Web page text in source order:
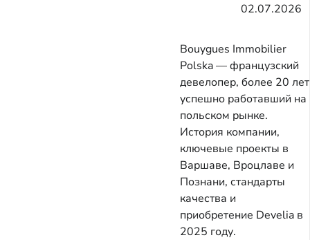
02.07.2026
Bouygues Immobilier
Polska — французский
девелопер, более 20 лет
успешно работавший на
польском рынке.
История компании,
ключевые проекты в
Варшаве, Вроцлаве и
Познани, стандарты
качества и
приобретение Develia в
2025 году.